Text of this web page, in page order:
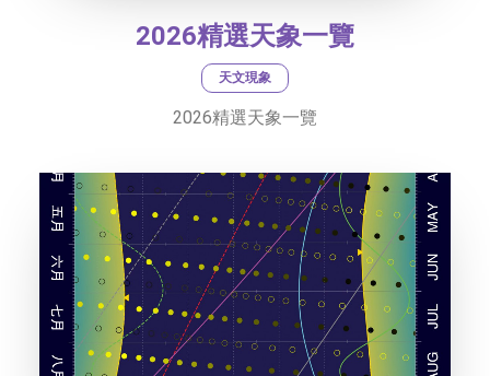
2026精選天象一覽
天文現象
2026精選天象一覽